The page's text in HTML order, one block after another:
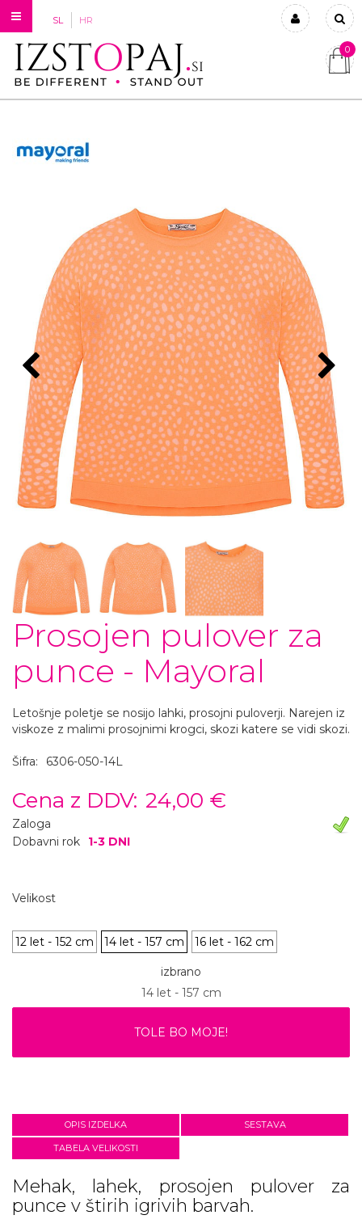
SL HR
Prijavi se
0
Prosojen pulover za
punce - Mayoral
Letošnje poletje se nosijo lahki, prosojni puloverji. Narejen iz
viskoze z malimi prosojnimi krogci, skozi katere se vidi skozi.
Šifra: 6306-050-14L
Cena z DDV: 24,00 €
Zaloga
Dobavni rok
1-3 DNI
Velikost
12 let - 152 cm 14 let - 157 cm 16 let - 162 cm
izbrano
14 let - 157 cm
TOLE BO MOJE!
OPIS IZDELKA SESTAVA
TABELA VELIKOSTI
Mehak, lahek, prosojen pulover za
punce v štirih igrivih barvah.